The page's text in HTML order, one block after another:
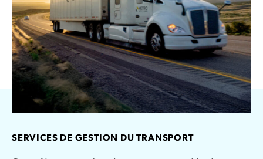
SERVICES DE GESTION DU TRANSPORT